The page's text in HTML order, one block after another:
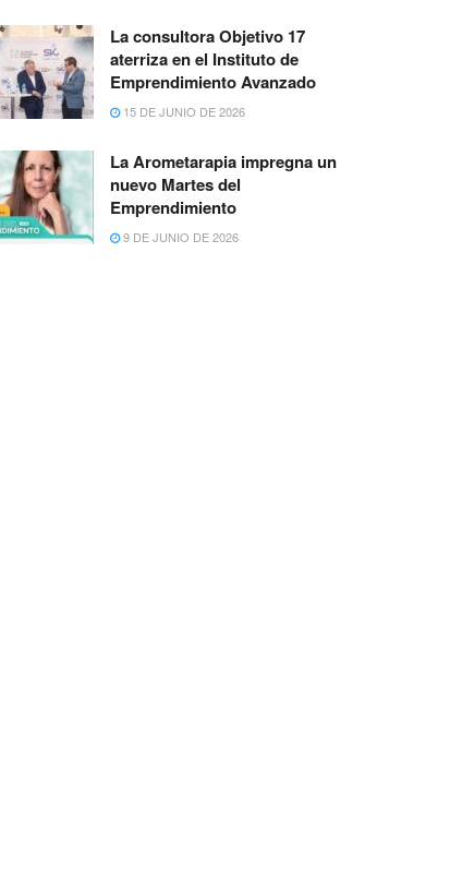
La consultora Objetivo 17
aterriza en el Instituto de
Emprendimiento Avanzado
15 DE JUNIO DE 2026
La Arometarapia impregna un
nuevo Martes del
Emprendimiento
9 DE JUNIO DE 2026